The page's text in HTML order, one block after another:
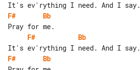
F#
Bb
F#
Bb
F#
Bb